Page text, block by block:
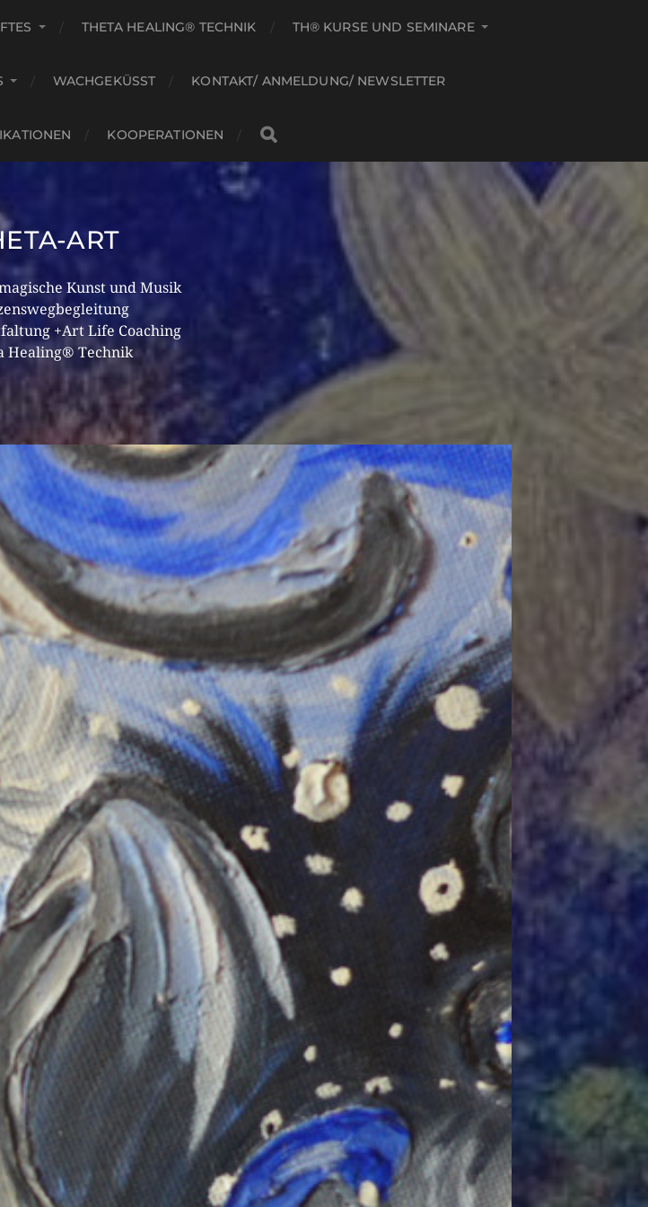
THETA HEALING® TECHNIK TH® KURSE UND SEMINARE
WACHGEKÜSST KONTAKT/ ANMELDUNG/ NEWSLETTER
KOOPERATIONEN
ART
Kunst und Musik
+Art Life Coaching
Healing® Technik